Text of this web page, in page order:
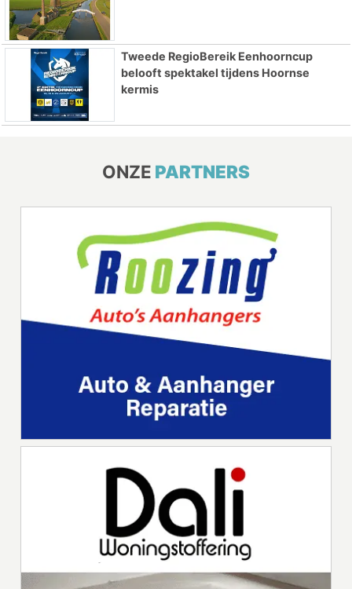
Tweede RegioBereik Eenhoorncup
belooft spektakel tijdens Hoornse
kermis
ONZE PARTNERS